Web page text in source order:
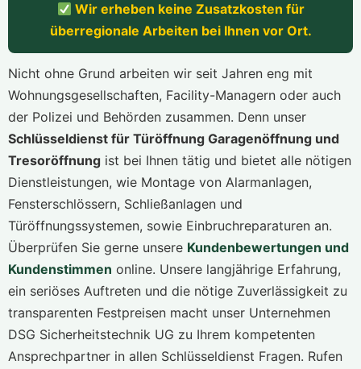
Wir erheben keine Zusatzkosten für
überregionale Arbeiten bei Ihnen vor Ort.
Nicht ohne Grund arbeiten wir seit Jahren eng mit
Wohnungsgesellschaften, Facility-Managern oder auch
der Polizei und Behörden zusammen. Denn unser
Schlüsseldienst für Türöffnung Garagenöffnung und
Tresoröffnung ist bei Ihnen tätig und bietet alle nötigen
Dienstleistungen, wie Montage von Alarmanlagen,
Fensterschlössern, Schließanlagen und
Türöffnungssystemen, sowie Einbruchreparaturen an.
Überprüfen Sie gerne unsere Kundenbewertungen und
Kundenstimmen online. Unsere langjährige Erfahrung,
ein seriöses Auftreten und die nötige Zuverlässigkeit zu
transparenten Festpreisen macht unser Unternehmen
DSG Sicherheitstechnik UG zu Ihrem kompetenten
Ansprechpartner in allen Schlüsseldienst Fragen. Rufen